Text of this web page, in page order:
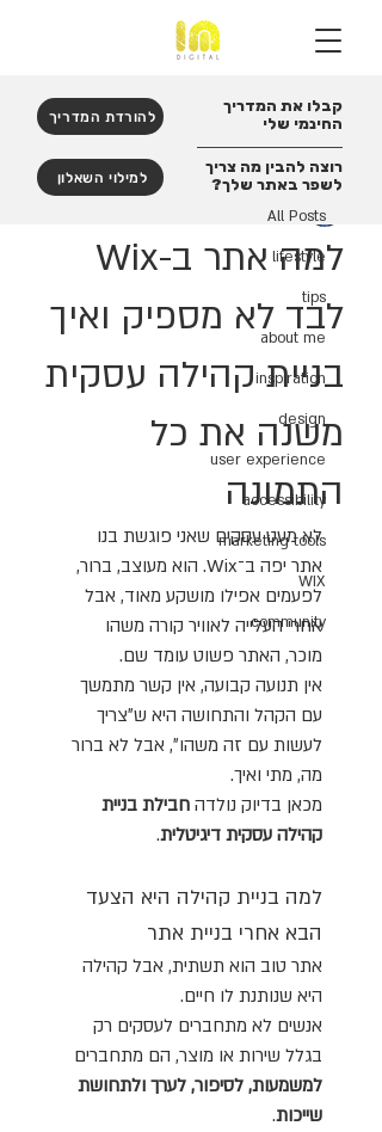
קבלו את המדריך
החינמי שלי
להורדת המדריך
רוצה להבין מה צריך
לשפר באתר שלך?
למילוי השאלון
פוסט
All Posts
lifestyle
tips
about me
inspiration
design
user experience
accessibility
marketing tools
WIX
community
All Posts
למה אתר ב-Wix
לבד לא מספיק ואיך
בניית קהילה עסקית
משנה את כל
התמונה
Ifat Moran-Reinberg
זמן קריאה 2 דקות
לא מעט עסקים שאני פוגשת בנו
אתר יפה ב־Wix. הוא מעוצב, ברור,
לפעמים אפילו מושקע מאוד, אבל
אחרי העלייה לאוויר קורה משהו
מוכר, האתר פשוט עומד שם.
אין תנועה קבועה, אין קשר מתמשך
עם הקהל והתחושה היא ש״צריך
לעשות עם זה משהו״, אבל לא ברור
מה, מתי ואיך.
מכאן בדיוק נולדה חבילת בניית
קהילה עסקית דיגיטלית.
למה בניית קהילה היא הצעד
הבא אחרי בניית אתר
אתר טוב הוא תשתית, אבל קהילה
היא שנותנת לו חיים.
אנשים לא מתחברים לעסקים רק
בגלל שירות או מוצר, הם מתחברים
למשמעות, לסיפור, לערך ולתחושת
שייכות.